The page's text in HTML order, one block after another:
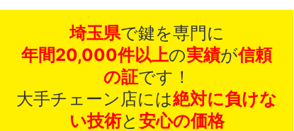
埼玉県で鍵を専門に
年間20,000件以上の実績が信頼
の証です！
大手チェーン店には絶対に負けな
い技術と 安心の価格